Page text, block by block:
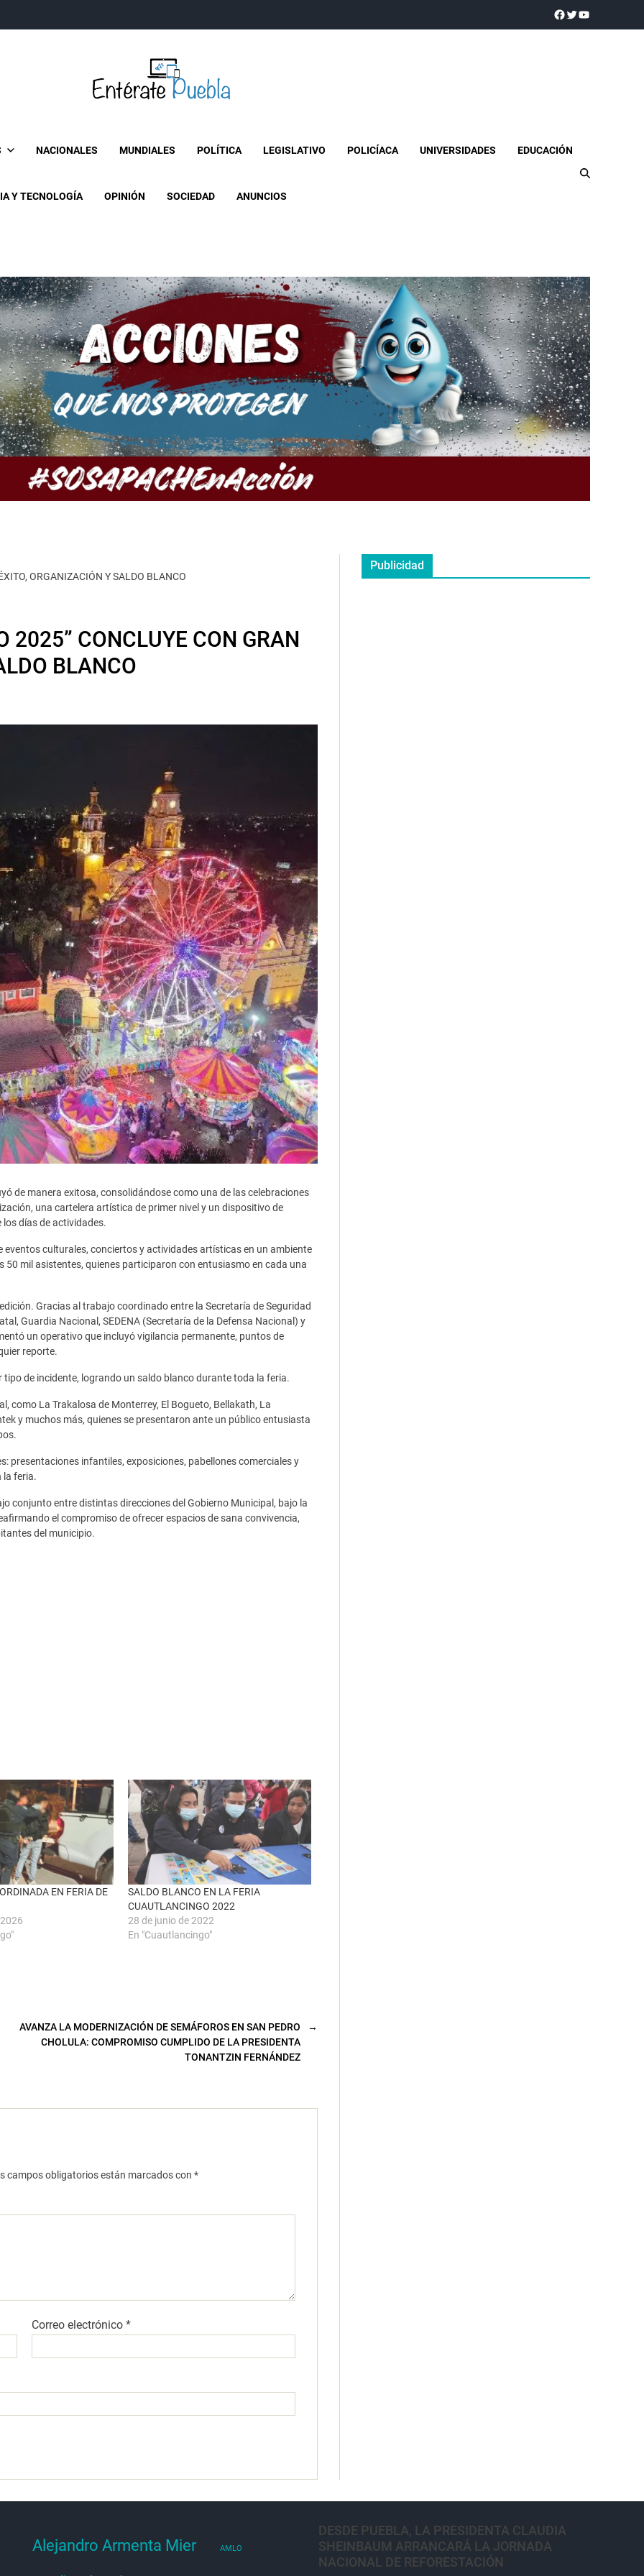
NACIONALES MUNDIALES POLÍTICA LEGISLATIVO POLICÍACA UNIVERSIDADES EDUCACIÓN
Y TECNOLOGÍA OPINIÓN SOCIEDAD ANUNCIOS
ORGANIZACIÓN Y SALDO BLANCO
2025” CONCLUYE CON GRAN
BLANCO
de manera exitosa, consolidándose como una de las celebraciones
una cartelera artística de primer nivel y un dispositivo de
días de actividades.
culturales, conciertos y actividades artísticas en un ambiente
mil asistentes, quienes participaron con entusiasmo en cada una
Gracias al trabajo coordinado entre la Secretaría de Seguridad
Guardia Nacional, SEDENA (Secretaría de la Defensa Nacional) y
un operativo que incluyó vigilancia permanente, puntos de
reporte.
de incidente, logrando un saldo blanco durante toda la feria.
como La Trakalosa de Monterrey, El Bogueto, Bellakath, La
y muchos más, quienes se presentaron ante un público entusiasta
presentaciones infantiles, exposiciones, pabellones comerciales y
la feria.
conjunto entre distintas direcciones del Gobierno Municipal, bajo la
el compromiso de ofrecer espacios de sana convivencia,
del municipio.
EN FERIA DE
SALDO BLANCO EN LA FERIA
CUAUTLANCINGO 2022
28 de junio de 2022
En "Cuautlancingo"
→
AVANZA LA MODERNIZACIÓN DE SEMÁFOROS EN SAN PEDRO
CHOLULA: COMPROMISO CUMPLIDO DE LA PRESIDENTA
TONANTZIN FERNÁNDEZ
campos obligatorios están marcados con *
Correo electrónico*
Publicidad
Alejandro Armenta Mier AMLO
DESDE PUEBLA, LA PRESIDENTA CLAUDIA
SHEINBAUM ARRANCARÁ LA JORNADA
NACIONAL DE REFORESTACIÓN